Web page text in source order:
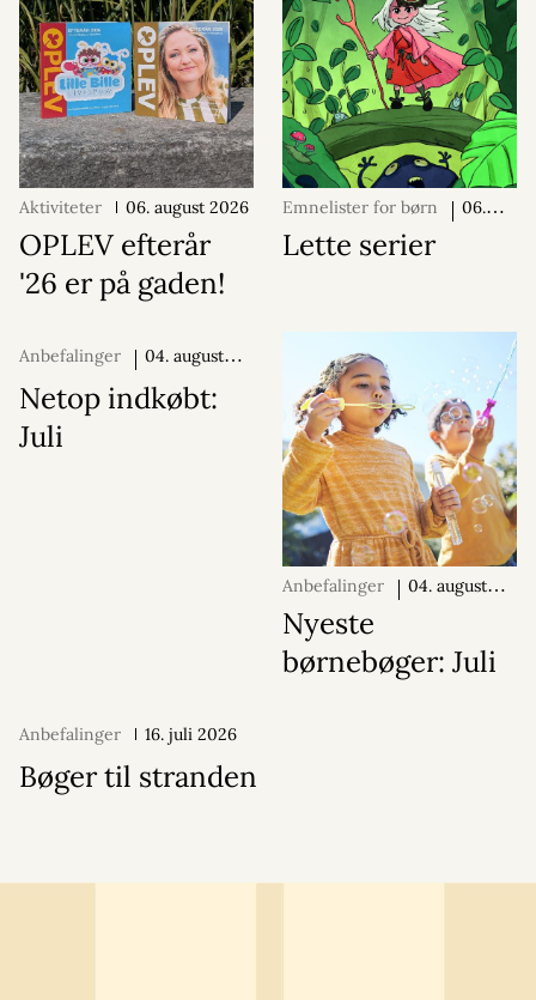
Aktiviteter 06. august 2026
OPLEV efterår
'26 er på gaden!
Emnelister for børn
06.
august 2026
Lette serier
Anbefalinger
04. august
2026
Netop indkøbt:
Juli
Anbefalinger
04. august
2026
Nyeste
børnebøger: Juli
Anbefalinger 16. juli 2026
Bøger til stranden